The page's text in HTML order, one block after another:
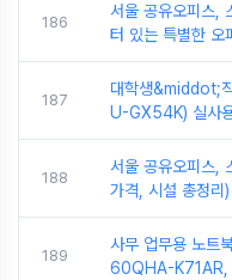
186
서울 공유오피스,
터 있는 특별한
187
대학생&middot;
U-GX54K) 실사
188
서울 공유오피스,
가격, 시설 총정리)
189
사무 업무용 노트
60QHA-K71AR,